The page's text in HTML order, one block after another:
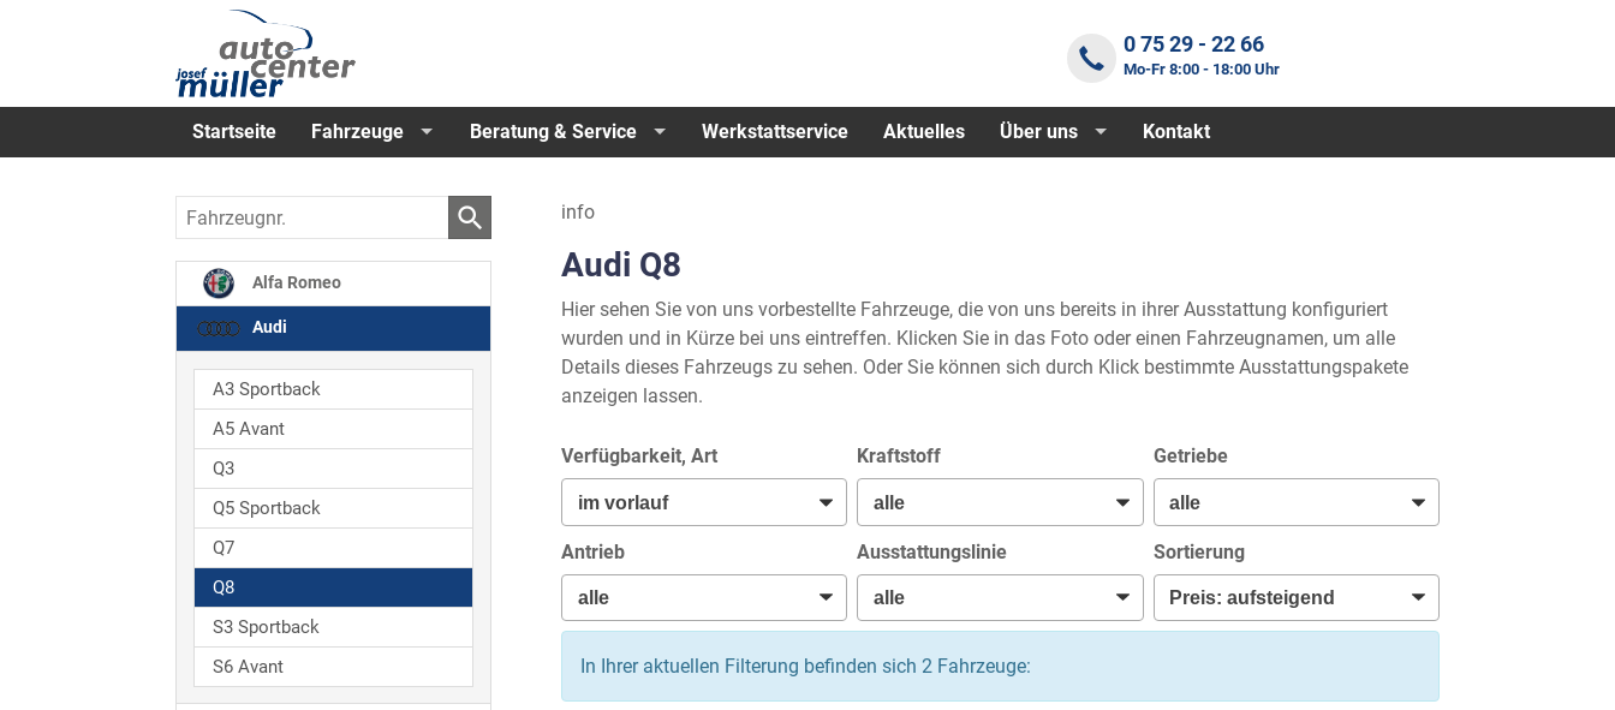
0 75 29 - 22 66
Mo-Fr 8:00 - 18:00 Uhr
Startseite Fahrzeuge Beratung & Service Werkstattservice Aktuelles Über uns Kontakt
info
Audi Q8
Hier sehen Sie von uns vorbestellte Fahrzeuge, die von uns bereits in ihrer Ausstattung konfiguriert
wurden und in Kürze bei uns eintreffen. Klicken Sie in das Foto oder einen Fahrzeugnamen, um alle
Details dieses Fahrzeugs zu sehen. Oder Sie können sich durch Klick bestimmte Ausstattungspakete
anzeigen lassen.
Verfügbarkeit, Art Kraftstoff Getriebe
Antrieb Ausstattungslinie Sortierung
In Ihrer aktuellen Filterung befinden sich 2Fahrzeuge:
Fahrzeugnr.
Alfa Romeo
Audi
A3 Sportback
A5 Avant
Q3
Q5 Sportback
Q7
Q8
S3 Sportback
S6 Avant